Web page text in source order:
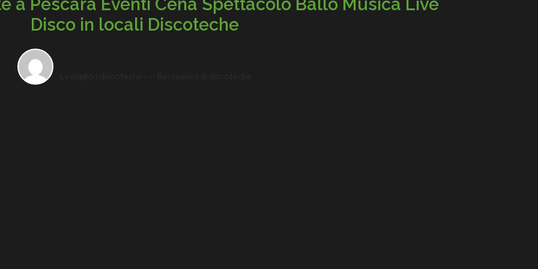
a Pescara Eventi Cena Spettacolo Ballo Musica Live
Disco in locali Discoteche